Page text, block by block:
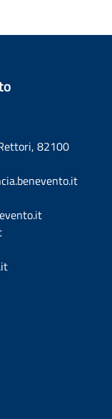
82100